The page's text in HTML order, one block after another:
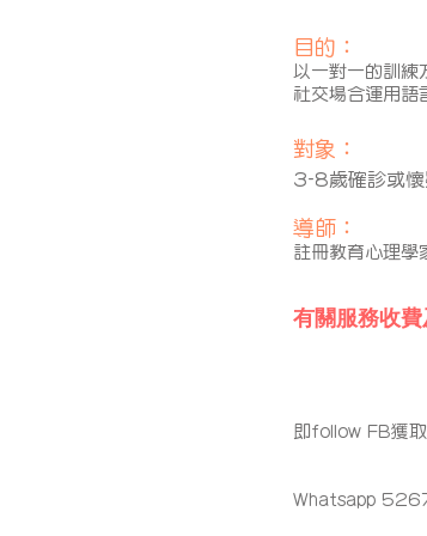
目的：
以一對一的訓練
社交場合運用語
對象：
3-8歲確診或懷
導師：
註冊教育心理學
即follow FB獲取
Whatsapp
有關服務收